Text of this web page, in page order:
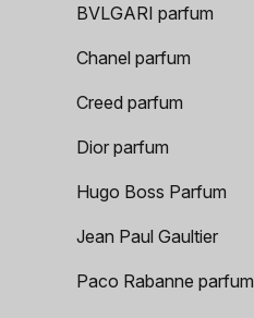
BVLGARI parfum
Chanel parfum
Creed parfum
Dior parfum
Hugo Boss Parfum
Jean Paul Gaultier
Paco Rabanne parfum